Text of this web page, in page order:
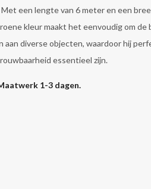
een lengte van 6 meter en een
kleur maakt het eenvoudig om de
diverse objecten, waardoor hij
essentieel zijn.
1-3 dagen.